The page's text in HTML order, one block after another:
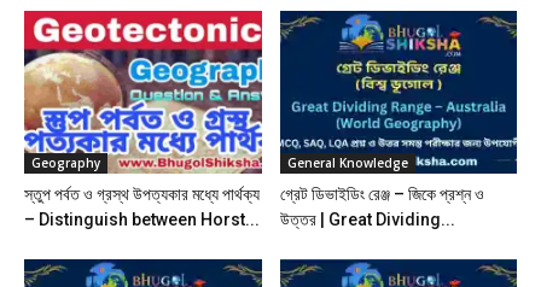
Geography
স্তুপ পর্বত ও গ্রস্থ উপত্যকার মধ্যে পার্থক্য
– Distinguish between Horst...
General Knowledge
গ্রেট ডিভাইডিং রেঞ্জ – জিকে প্রশ্ন ও
উত্তর | Great Dividing...